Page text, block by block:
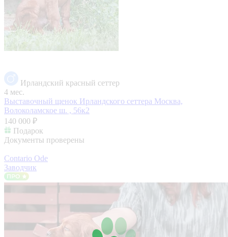
Ирландский красный сеттер
4 мес.
Выставочный щенок Ирландского сеттера Москва,
Волоколамское ш. , 56к2
140 000 ₽
Подарок
Документы проверены
Contario Ode
Заводчик